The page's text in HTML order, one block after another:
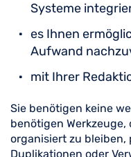
Systeme
es Ihnen
Aufwand
mit Ihrer
Sie benötigen keine
benötigen Werkzeuge,
organisiert zu
Duplikationen oder